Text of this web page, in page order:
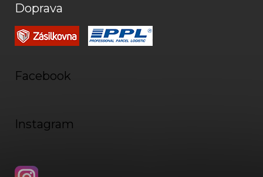
Doprava
Facebook
Instagram